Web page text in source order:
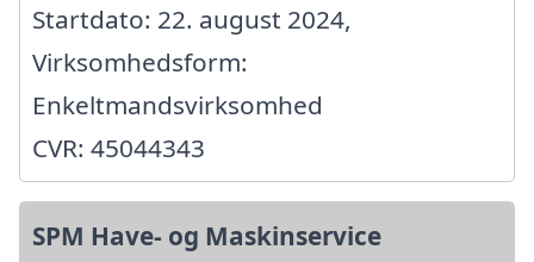
Startdato: 22. august 2024,
Virksomhedsform:
Enkeltmandsvirksomhed
CVR: 45044343
SPM Have- og Maskinservice